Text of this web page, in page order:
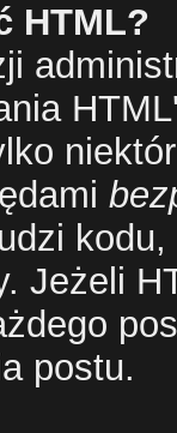
HTML?
Jeżeli
postu.